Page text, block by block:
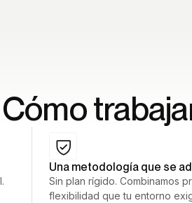
Cómo
Una metodología que se
Sin plan rígido. Combinamos
flexibilidad que tu entorno